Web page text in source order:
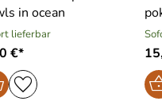
in ocean
lieferbar
€*